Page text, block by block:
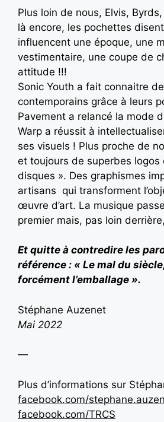
Plus loin de nous, Elvis,
là encore, les pochettes
influencent une époque, une
vestimentaire, une coupe de
attitude !!!
Sonic Youth a fait connaitre
contemporains grâce à leurs
Pavement a relancé la mode
Warp a réussit à
ses visuels ! Plus proche de
et toujours de superbes logos
disques ». Des graphismes
artisans qui transforment
œuvre d’art. La musique
premier mais, pas loin
Et quitte à contredire les
référence : « Le mal du
forcément l’emballage ».
Stéphane Auzenet
Mai 2022
—
Plus d’informations sur
facebook.com/
facebook.com/TRCS